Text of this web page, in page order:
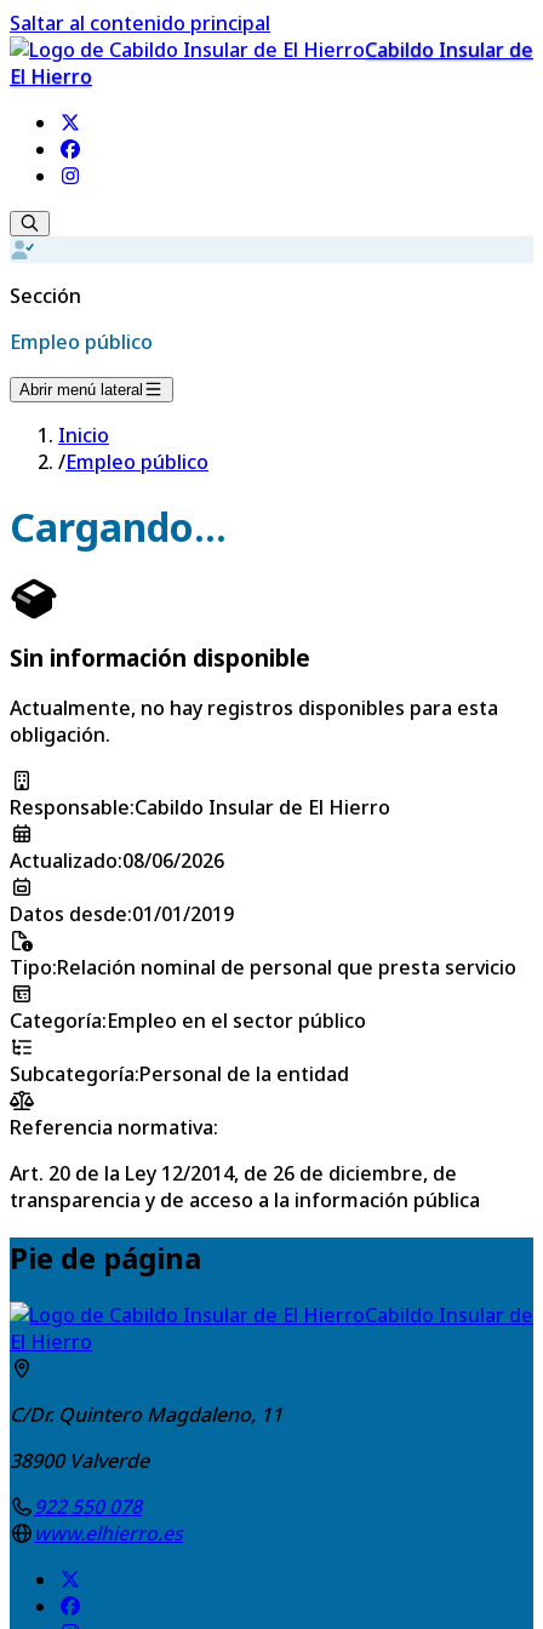
Saltar al contenido principal
Cabildo Insular de
El Hierro
Sección
Empleo público
Abrir menú lateral
Inicio
/Empleo público
Cargando...
Sin información disponible
Actualmente, no hay registros disponibles para esta
obligación.
Responsable:Cabildo Insular de El Hierro
Actualizado:08/06/2026
Datos desde:01/01/2019
Tipo:Relación nominal de personal que presta servicio
Categoría:Empleo en el sector público
Subcategoría:Personal de la entidad
Referencia normativa:
Art. 20 de la Ley 12/2014, de 26 de diciembre, de
transparencia y de acceso a la información pública
Pie de página
Cabildo Insular de
El Hierro
C/Dr. Quintero Magdaleno, 11
38900 Valverde
922 550 078
www.elhierro.es